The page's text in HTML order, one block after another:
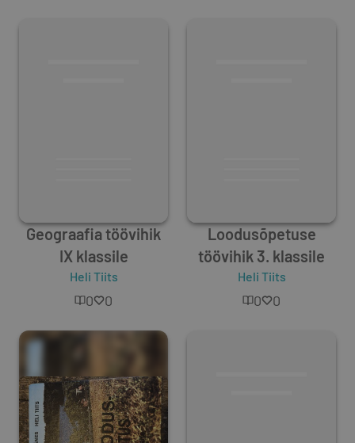
Geograafia töövihik
IX klassile
Heli Tiits
0 0
Loodusõpetuse
töövihik 3. klassile
Heli Tiits
0 0